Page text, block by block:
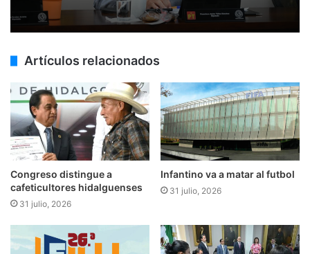
Artículos relacionados
Congreso distingue a
cafeticultores hidalguenses
31 julio, 2026
Infantino va a matar al futbol
31 julio, 2026